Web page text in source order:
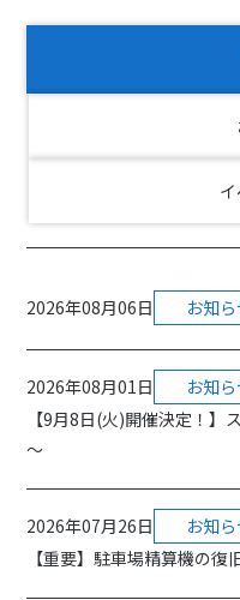
2026年08月06日 お知
2026年08月01日
お知
【9月8日(火)開催決定！
～
2026年07月26日
お知
【重要】駐車場精算機の復